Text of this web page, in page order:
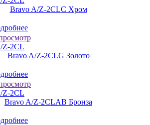
Bravo A/Z-2CLC Хром
Bravo A/Z-2CLG Золото
Bravo A/Z-2CLAB Бронза